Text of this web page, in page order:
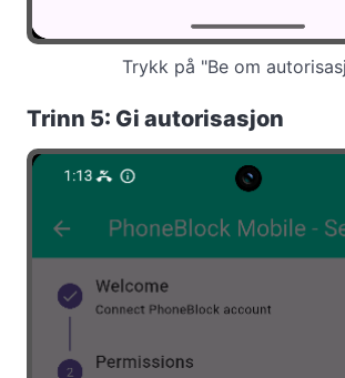
Trykk på "Be om
Trinn 5: Gi autorisasjon